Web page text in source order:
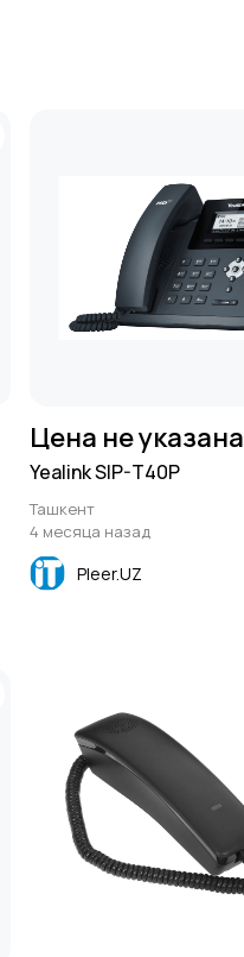
Цена не указана
Yealink SIP-T40P
Ташкент
4 месяца назад
Pleer.UZ